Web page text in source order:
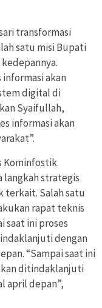
transformasi
satu misi Bupati
akan
digital di
Syaifullah,
informasi akan
Kominfostik
langkah strategis
terkait. Salah satu
rapat teknis
saat ini proses
dengan
“Sampai saat ini
ditindaklanjuti
april depan”,